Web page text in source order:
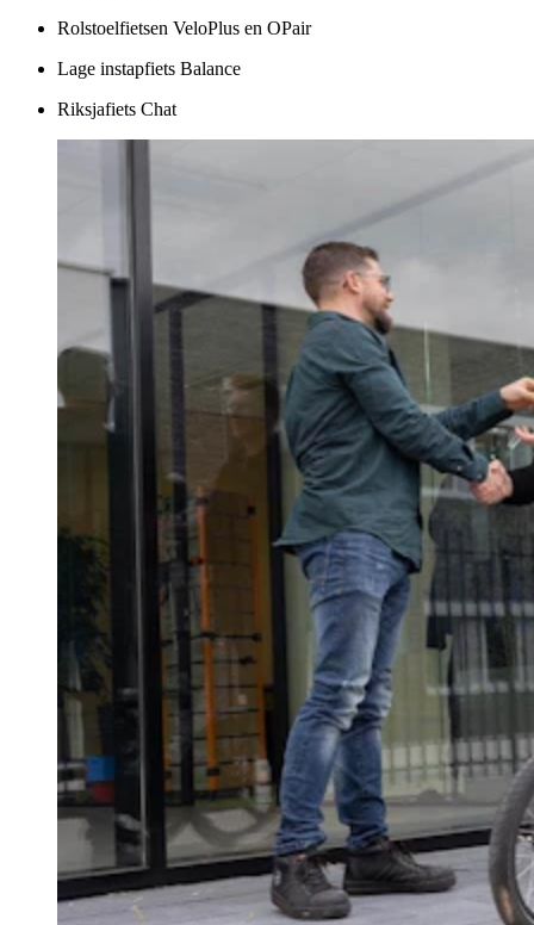
Rolstoelfietsen VeloPlus en OPair
Lage instapfiets Balance
Riksjafiets Chat